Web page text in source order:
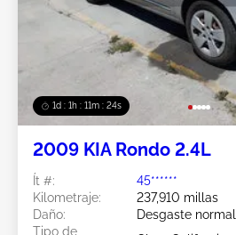
1d : 1h : 11m : 21s
2009 KIA Rondo 2.4L
Ít #:
45******
Kilometraje:
237,910 millas
Daño:
Desgaste normal
Tipo de